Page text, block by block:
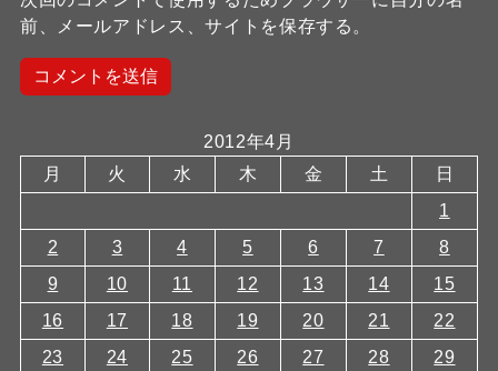
前、メールアドレス、サイトを保存する。
2012年4月
月
火 水 木 金 土
日
1
2
3 4 5 6 7
8
9
10 11 12 13 14
15
16
17 18 19 20 21
22
23
24 25 26 27 28 29